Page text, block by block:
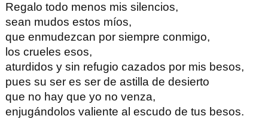
Regalo todo menos mis silencios,
sean mudos estos míos,
que enmudezcan por siempre conmigo,
los crueles esos,
aturdidos y sin refugio cazados por mis besos,
pues su ser es ser de astilla de desierto
que no hay que yo no venza,
enjugándolos valiente al escudo de tus besos.